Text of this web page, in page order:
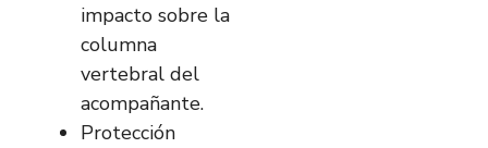
impacto sobre la
columna
vertebral del
acompañante.
Protección